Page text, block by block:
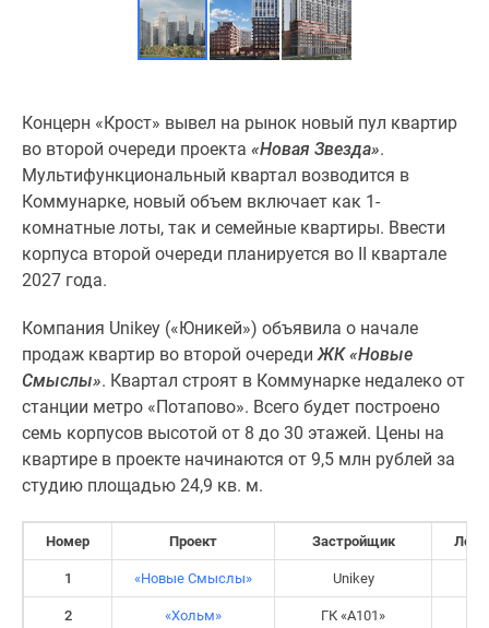
Концерн «Крост» вывел на рынок новый пул квартир
во второй очереди проекта «Новая Звезда».
Мультифункциональный квартал возводится в
Коммунарке, новый объем включает как 1-
комнатные лоты, так и семейные квартиры. Ввести
корпуса второй очереди планируется во II квартале
2027 года.
Компания Unikey («Юникей») объявила о начале
продаж квартир во второй очередиЖК «Новые
Смыслы». Квартал строят в Коммунарке недалеко от
станции метро «Потапово». Всего будет построено
семь корпусов высотой от 8 до 30 этажей. Цены на
квартире в проекте начинаются от 9,5 млн рублей за
студию площадью 24,9 кв. м.
Номер Проект Застройщик
1 «Новые Смыслы» Unikey
2 «Хольм» ГК «А101»